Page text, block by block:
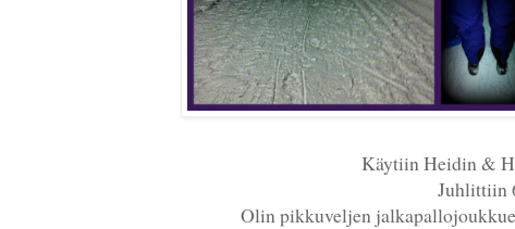
Käytiin Heidin &
Juhlittiin
Olin pikkuveljen